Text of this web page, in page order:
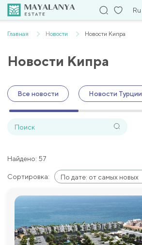
Ru
Главная Новости Новости Кипра
Новости Кипра
Все новости Новости Турции
Найдено: 57
Сортировка: По дате: от самых новых